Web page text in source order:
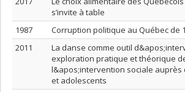
s’invite à table
1987
Corruption politique au Québec de
2011
La danse comme outil
exploration pratique et théorique
l&apos;intervention sociale auprès
et adolescents